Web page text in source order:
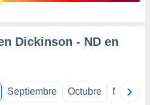
Dickinson - ND en
Septiembre Octubre